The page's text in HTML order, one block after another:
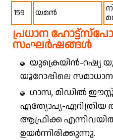
159 യമൻ
പ്രധാന
സംഘർഷങ്ങൾ
യുക്രെയിൻ-റഷ്യ
യൂറോപ്പിലെ
ഗാസ, മിഡിൽ
എത്യോപ്യ-എറിത്രിയ
ആഫ്രിക്ക
ഉയർന്നിരിക്കുന്നു.